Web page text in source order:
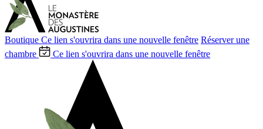
Boutique Ce lien s'ouvrira dans une nouvelle fenêtre Réserver une
chambre
Ce lien s'ouvrira dans une nouvelle fenêtre